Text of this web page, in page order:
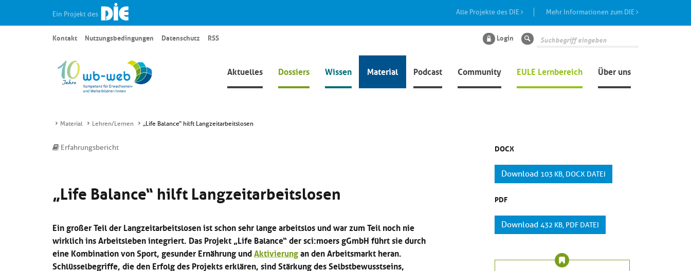
Ein Projekt des Alle Projekte des DIE Mehr Informationen zum DIE
Aktuelles Dossiers Wissen Material Podcast Community EULE Lernbereich Über uns
Kontakt Nutzungsbedingungen Datenschutz RSS Login Suche
Material Lehren/Lernen „Life Balance“ hilft Langzeitarbeitslosen
Erfahrungsbericht
„Life Balance“ hilft Langzeitarbeitslosen
Ein großer Teil der Langzeitarbeitslosen ist schon sehr lange arbeitslos und war zum Teil noch nie
wirklich ins Arbeitsleben integriert. Das Projekt „Life Balance“ der sci:moers gGmbH führt sie durch
eine Kombination von Sport, gesunder Ernährung undAktivierungan den Arbeitsmarkt heran.
Schlüsselbegriffe, die den Erfolg des Projekts erklären, sind Stärkung des Selbstbewusstseins,
DOCX
Download 103 KB, DOCX DATEI
PDF
Download 432 KB, PDF DATEI